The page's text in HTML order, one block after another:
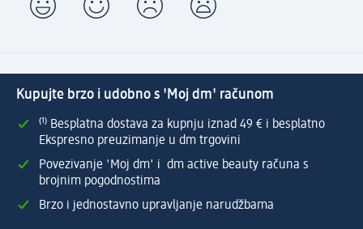
Kupujte brzo i udobno s 'Moj dm' računom
⁽¹⁾ Besplatna dostava za kupnju iznad 49 € i besplatno
Ekspresno preuzimanje u dm trgovini
Povezivanje 'Moj dm' i dm active beauty računa s
brojnim pogodnostima
Brzo i jednostavno upravljanje narudžbama